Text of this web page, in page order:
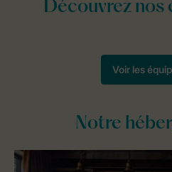
Notre